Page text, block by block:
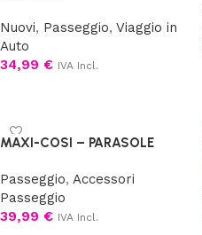
Nuovi, Passeggio, Viaggio in
Auto
34,99 € IVA Incl.
MAXI-COSI – PARASOLE
Passeggio, Accessori
Passeggio
39,99 € IVA Incl.